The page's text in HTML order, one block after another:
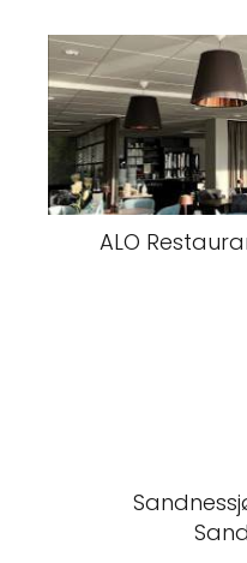
ALO